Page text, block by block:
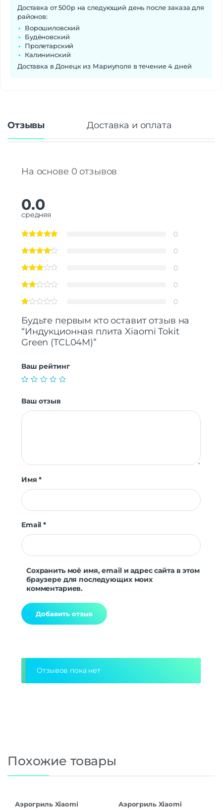
Доставка от 500р на следующий день после заказа для
районов:
Ворошиловский
Будёновский
Пролетарский
Калининский
Доставка в Донецк из Мариуполя в течение 4 дней
Отзывы Доставка и оплата
На основе 0 отзывов
0.0
средняя
0
0
0
0
0
Будьте первым кто оставит отзыв на
“Индукционная плита Xiaomi Tokit
Green (TCL04M)”
Ваш рейтинг
Ваш отзыв
Имя*
Email*
Сохранить моё имя, email и адрес сайта в этом
браузере для последующих моих
комментариев.
Отзывов пока нет
Похожие товары
Аэрогриль Xiaomi
Аэрогриль Xiaomi